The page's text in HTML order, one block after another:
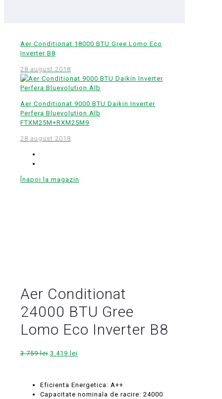
Aer Conditionat 18000 BTU Gree Lomo Eco
Inverter B8
28 august 2018
Aer Conditionat 9000 BTU Daikin Inverter
Perfera Bluevolution Alb
FTXM25M+RXM25M9
28 august 2018
Înapoi la magazin
Aer Conditionat
24000 BTU Gree
Lomo Eco Inverter B8
3.759lei Prețul
fost:
3.759 lei.
3.419 lei
3.419 lei.
Eficienta Energetica: A++
Capacitate nominala de racire: 24000